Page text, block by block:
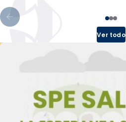
Ver todo